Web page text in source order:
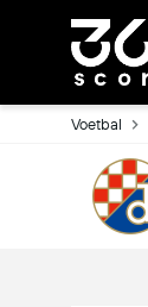
Voetbal